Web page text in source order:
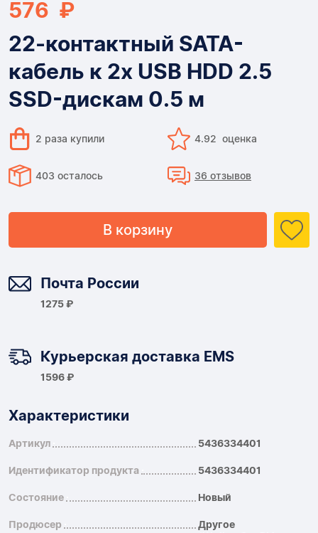
576 ₽
22-контактный SATA-
кабель к 2x USB HDD 2.5
SSD-дискам 0.5 м
2 раза купили 4.92 оценка
403 осталось 36 отзывов
В корзину
Почта России
1275 ₽
Курьерская доставка EMS
1596 ₽
Характеристики
Артикул 5436334401
Идентификатор продукта 5436334401
Состояние Новый
Продюсер
Другое